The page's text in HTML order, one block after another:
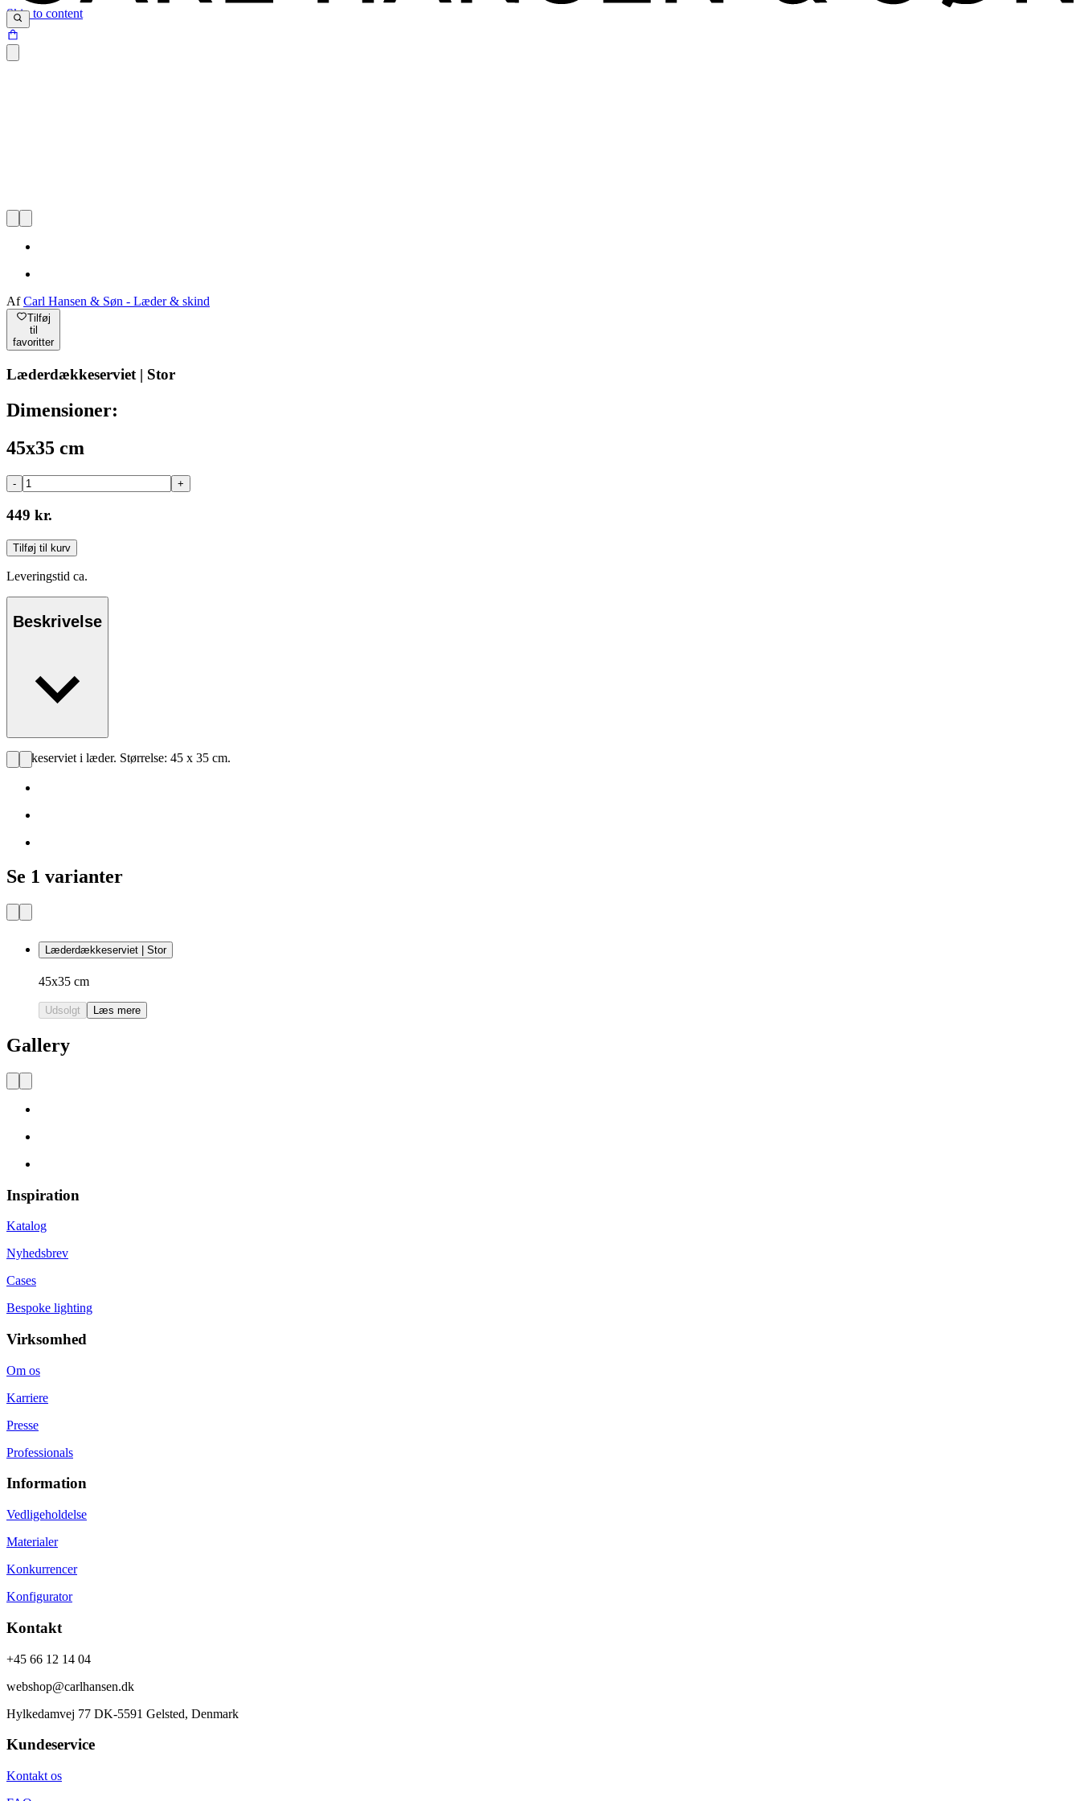
Skip to content
AfCarl Hansen & Søn - Læder & skind
Tilføj
til
favoritter
Læderdækkeserviet | Stor
Dimensioner:
45x35 cm
- +
449 kr.
Tilføj til kurv
Leveringstid ca.
Beskrivelse
Dækkeserviet i læder. Størrelse: 45 x 35 cm.
Se 1 varianter
Læderdækkeserviet | Stor
45x35 cm
Udsolgt Læs mere
Gallery
Inspiration
Katalog
Nyhedsbrev
Cases
Bespoke lighting
Virksomhed
Om os
Karriere
Presse
Professionals
Information
Vedligeholdelse
Materialer
Konkurrencer
Konfigurator
Kontakt
+45 66 12 14 04
webshop@carlhansen.dk
Hylkedamvej 77 DK-5591 Gelsted, Denmark
Kundeservice
Kontakt os